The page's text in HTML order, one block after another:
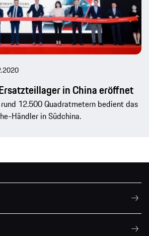
in China eröffnet
12.500 Quadratmetern bedient das
Händler in Südchina.